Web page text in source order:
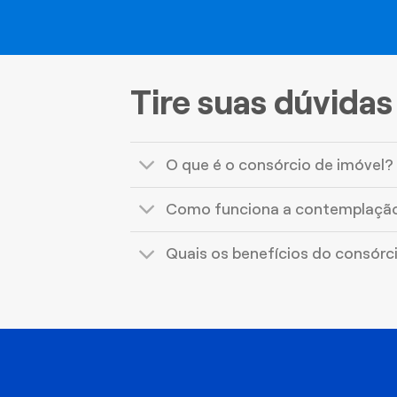
Tire suas dúvidas
O que é o consórcio de imóvel?
Como funciona a
Quais os benefícios do